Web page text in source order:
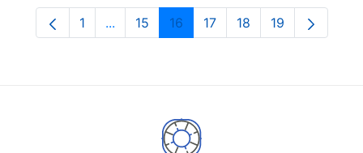
Páxina
1 ...Páxinas intermedias Use pestaña para
Páxina
15 Páxina
16 Páxina
17 Páxina
18 Páxina
19